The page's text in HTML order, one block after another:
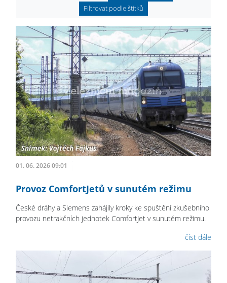
Filtrovat podle štítků
01. 06. 2026 09:01
Provoz ComfortJetů v sunutém režimu
České dráhy a Siemens zahájily kroky ke spuštění zkušebního
provozu netrakčních jednotek ComfortJet v sunutém režimu.
číst dále